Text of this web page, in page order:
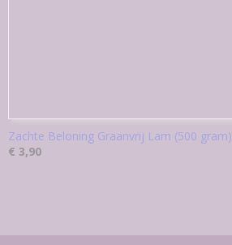
Zachte Beloning Graanvrij Lam (500 gram)
€ 3,90